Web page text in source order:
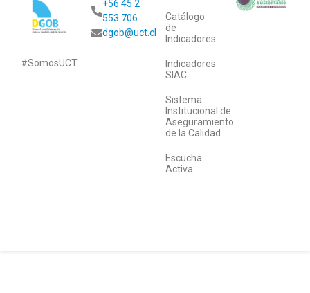
#SomosUCT
+56 45 2
553 706
dgob@uct.cl
Catálogo
de
Indicadores
Indicadores
SIAC
Sistema
Institucional de
Aseguramiento
de la Calidad
Escucha
Activa